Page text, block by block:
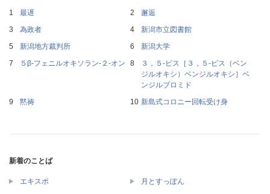
最遅
邂逅
為政者
新潟市立図書館
新潟地方裁判所
新潟大学
５β‐フェニルオキソラン‐２‐オン
３，５‐ビス［３，５‐ビス（ベン
ジルオキシ）ベンジルオキシ］ベ
ンジルブロミド
黙祷
新島式コロニー回転受け身
新着のことば
エキスポ 月とすっぽん